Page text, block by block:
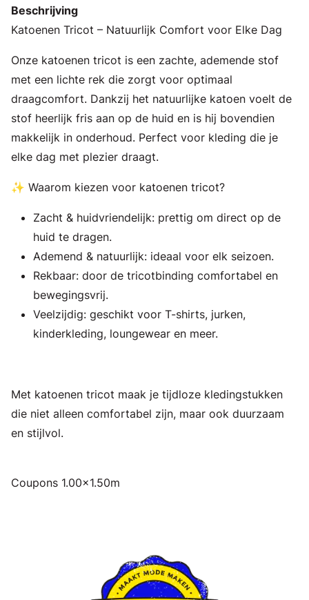
Beschrijving
Katoenen Tricot – Natuurlijk Comfort voor Elke Dag
Onze katoenen tricot is een zachte, ademende stof
met een lichte rek die zorgt voor optimaal
draagcomfort. Dankzij het natuurlijke katoen voelt de
stof heerlijk fris aan op de huid en is hij bovendien
makkelijk in onderhoud. Perfect voor kleding die je
elke dag met plezier draagt.
✨ Waarom kiezen voor katoenen tricot?
Zacht & huidvriendelijk: prettig om direct op de
huid te dragen.
Ademend & natuurlijk: ideaal voor elk seizoen.
Rekbaar: door de tricotbinding comfortabel en
bewegingsvrij.
Veelzijdig: geschikt voor T-shirts, jurken,
kinderkleding, loungewear en meer.
Met katoenen tricot maak je tijdloze kledingstukken
die niet alleen comfortabel zijn, maar ook duurzaam
en stijlvol.
Coupons 1.00x1.50m